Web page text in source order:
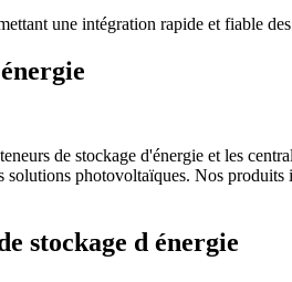
une intégration rapide et fiable
de stockage d'énergie et les
photovoltaïques. Nos
stockage d énergie